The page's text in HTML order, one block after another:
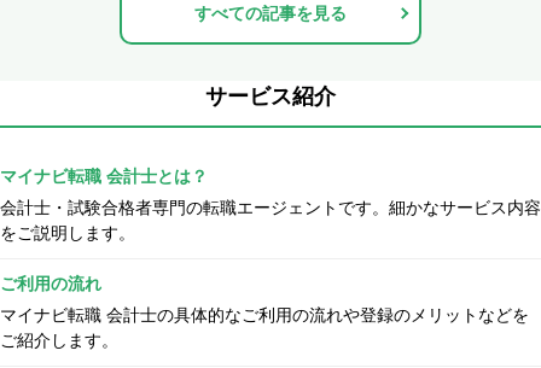
すべての記事を見る
サービス紹介
マイナビ転職 会計士とは？
会計士・試験合格者専門の転職エージェントです。細かなサービス内容
をご説明します。
ご利用の流れ
マイナビ転職 会計士の具体的なご利用の流れや登録のメリットなどを
ご紹介します。